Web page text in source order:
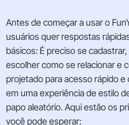
Antes de começar a usar o
usuários quer respostas
básicos: É preciso se
escolher como se relacionar e
projetado para acesso rápido
em uma experiência de estilo
papo aleatório. Aqui estão os
você pode esperar: